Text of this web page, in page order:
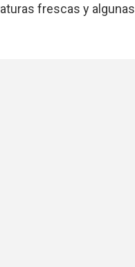
frescas y algunas